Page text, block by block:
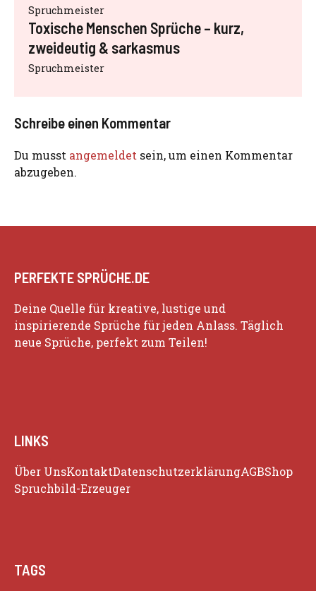
Spruchmeister
Toxische Menschen Sprüche – kurz,
zweideutig & sarkasmus
Spruchmeister
Schreibe einen Kommentar
Du musst angemeldet sein, um einen Kommentar
abzugeben.
PERFEKTE SPRÜCHE.DE
Deine Quelle für kreative, lustige und
inspirierende Sprüche für jeden Anlass. Täglich
neue Sprüche, perfekt zum Teilen!
LINKS
Über UnsKontaktDatenschutzerklärungAGBShop
Spruchbild-Erzeuger
TAGS